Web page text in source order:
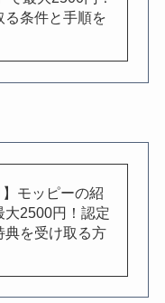
る条件と手順を
】モッピーの紹
大2500円！認定
典を受け取る方